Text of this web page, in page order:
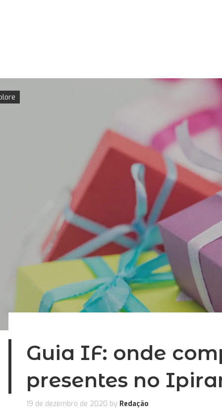
Guia IF: onde
presentes no
19 de dezembro de 2020 by Redação